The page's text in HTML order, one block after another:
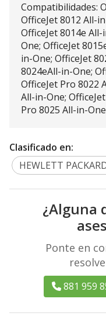
Compatibilidades:
OfficeJet 8012 All-
OfficeJet 8014e
One; OfficeJet
in-One; OfficeJet
8024eAll-in-One;
OfficeJet Pro 8022
All-in-One;
Pro 8025 All-in-
Clasificado en:
HEWLETT
¿Alguna
Ponte en
881 959